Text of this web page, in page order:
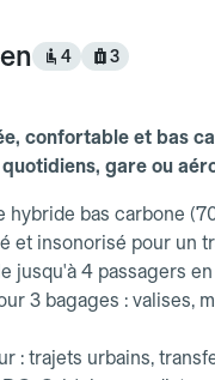
4 3
confortable et bas
gare ou
hybride bas carbone
et insonorisé pour un
jusqu'à 4 passagers
3 bagages : valises,
: trajets urbains,